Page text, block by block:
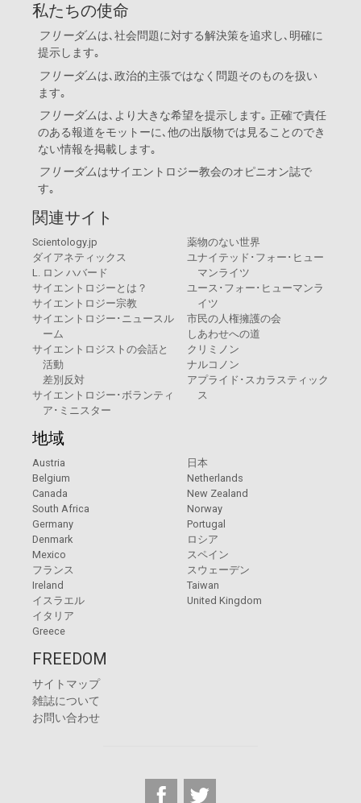
私たちの使命
フリーダムは､社会問題に対する解決策を追求し､明確に
提示します｡
フリーダムは､政治的主張ではなく問題そのものを扱い
ます｡
フリーダムは､より大きな希望を提示します｡ 正確で責任
のある報道をモットーに､他の出版物では見ることのでき
ない情報を掲載します｡
フリーダムはサイエントロジー教会のオピニオン誌で
す｡
関連サイト
Scientology.jp
ダイアネティックス
L. ロン ハバード
サイエントロジーとは？
サイエントロジー宗教
サイエントロジー･ニュースル
ーム
サイエントロジストの会話と
活動
差別反対
サイエントロジー･ボランティ
ア･ミニスター
薬物のない世界
ユナイテッド･フォー･ヒュー
マンライツ
ユース･フォー･ヒューマンラ
イツ
市民の人権擁護の会
しあわせへの道
クリミノン
ナルコノン
アプライド･スカラスティック
ス
地域
Austria
Belgium
Canada
South Africa
Germany
Denmark
Mexico
フランス
Ireland
イスラエル
イタリア
Greece
日本
Netherlands
New Zealand
Norway
Portugal
ロシア
スペイン
スウェーデン
Taiwan
United Kingdom
FREEDOM
サイトマップ
雑誌について
お問い合わせ